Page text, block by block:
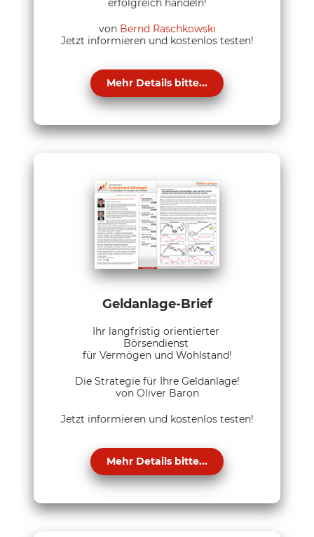
erfolgreich handeln!
von Bernd Raschkowski
Jetzt informieren und kostenlos testen!
Mehr Details bitte...
Geldanlage-Brief
Ihr langfristig orientierter
Börsendienst
für Vermögen und Wohlstand!
Die Strategie für Ihre Geldanlage!
von Oliver Baron
Jetzt informieren und kostenlos testen!
Mehr Details bitte...